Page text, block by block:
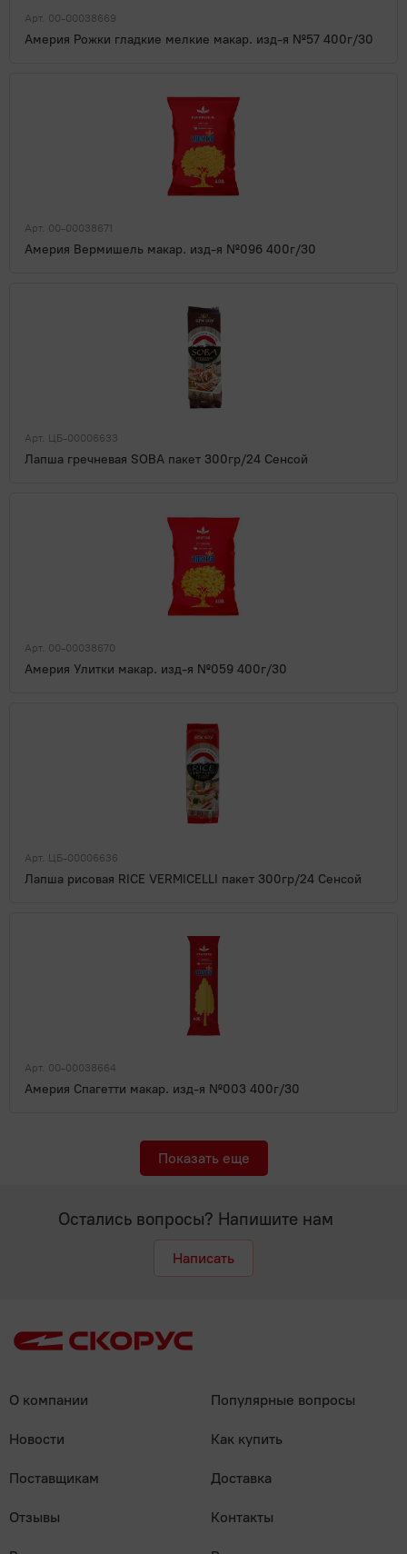
Арт. 00-00038669
Америя Рожки гладкие мелкие макар. изд-я №57 400г/30
Арт. 00-00038671
Америя Вермишель макар. изд-я №096 400г/30
Арт. ЦБ-00006633
Лапша гречневая SOBA пакет 300гр/24 Сенсой
Арт. 00-00038670
Америя Улитки макар. изд-я №059 400г/30
Арт. ЦБ-00006636
Лапша рисовая RICE VERMICELLI пакет 300гр/24 Сенсой
Арт. 00-00038664
Америя Спагетти макар. изд-я №003 400г/30
Показать еще
Остались вопросы? Напишите нам
Написать
О компании
Новости
Поставщикам
Отзывы
Популярные вопросы
Как купить
Доставка
Контакты